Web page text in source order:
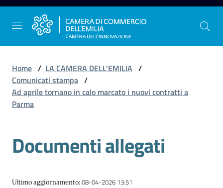
Vai al contenuto
Vai alla navigazione
Vai al footer
La
l'impresa
Home / LA CAMERA DELL'EMILIA /
Comunicati stampa /
Ad aprile tornano in calo marcato i nuovi contratti a
Parma
Documenti allegati
Ultimo aggiornamento:08-04-2026 13:51